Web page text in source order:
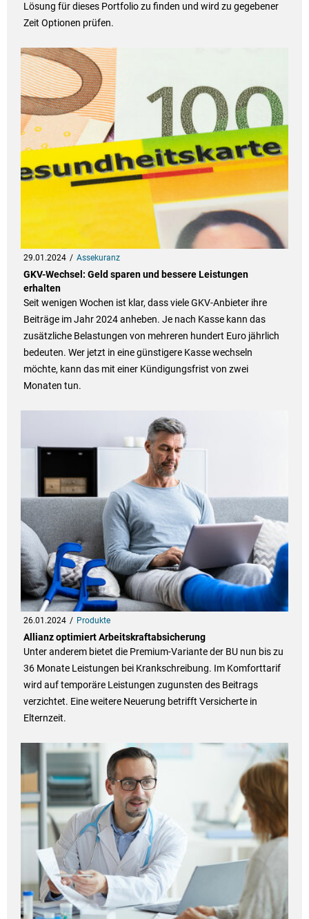
Lösung für dieses Portfolio zu finden und wird zu gegebener
Zeit Optionen prüfen.
29.01.2024 Assekuranz
GKV-Wechsel: Geld sparen und bessere Leistungen
erhalten
Seit wenigen Wochen ist klar, dass viele GKV-Anbieter ihre
Beiträge im Jahr 2024 anheben. Je nach Kasse kann das
zusätzliche Belastungen von mehreren hundert Euro jährlich
bedeuten. Wer jetzt in eine günstigere Kasse wechseln
möchte, kann das mit einer Kündigungsfrist von zwei
Monaten tun.
26.01.2024 Produkte
Allianz optimiert Arbeitskraftabsicherung
Unter anderem bietet die Premium-Variante der BU nun bis zu
36 Monate Leistungen bei Krankschreibung. Im Komforttarif
wird auf temporäre Leistungen zugunsten des Beitrags
verzichtet. Eine weitere Neuerung betrifft Versicherte in
Elternzeit.